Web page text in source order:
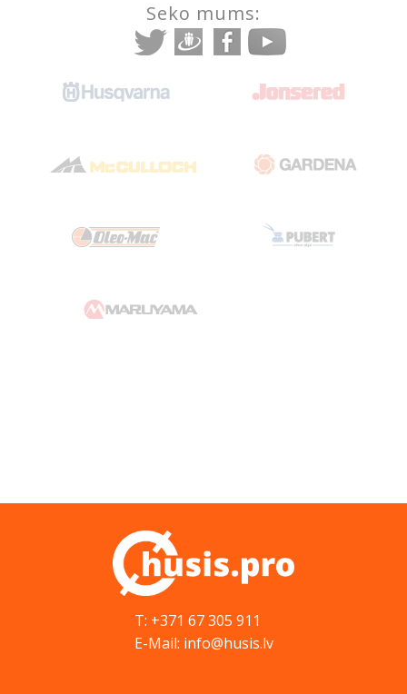
Seko mums:
T: +371 67 305 911
E-Mail: info@husis.lv